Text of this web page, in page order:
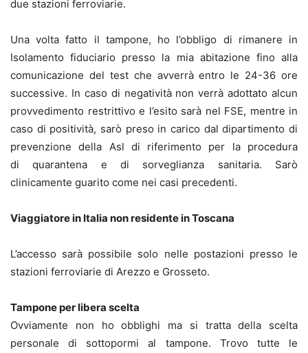
due stazioni ferroviarie.
Una volta fatto il tampone, ho l’obbligo di rimanere in
Isolamento fiduciario presso la mia abitazione fino alla
comunicazione del test che avverrà entro le 24-36 ore
successive. In caso di negatività non verrà adottato alcun
provvedimento restrittivo e l’esito sarà nel FSE, mentre in
caso di positività, sarò preso in carico dal dipartimento di
prevenzione della Asl di riferimento per la procedura
di quarantena e di sorveglianza sanitaria. Sarò
clinicamente guarito come nei casi precedenti.
Viaggiatore in Italia non residente in Toscana
L’accesso sarà possibile solo nelle postazioni presso le
stazioni ferroviarie di Arezzo e Grosseto.
Tampone per libera scelta
Ovviamente non ho obblighi ma si tratta della scelta
personale di sottopormi al tampone. Trovo tutte le